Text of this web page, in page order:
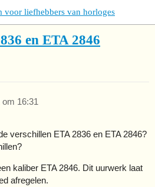
liefhebbers van horloges
en ETA 2846
om 16:31
verschillen ETA 2836 en ETA 2846?
kaliber ETA 2846. Dit uurwerk laat
afregelen.